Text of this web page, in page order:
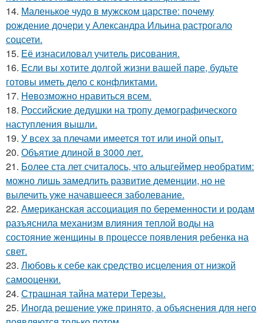
14. Маленькое чудо в мужском царстве: почему
рождение дочери у Александра Ильина растрогало
соцсети.
15. Её изнасиловал учитель рисования.
16. Eсли вы хотите долгой жизни вашей паре, будьте
готовы иметь дело с конфликтами.
17. Heвозможно нравиться всем.
18. Российские дедушки на тропу демографического
наступления вышли.
19. У всех за плечами имеется тот или иной опыт.
20. Объятие длиной в 3000 лет.
21. Более ста лет считалось, что альцгеймер необратим:
можно лишь замедлить развитие деменции, но не
вылечить уже начавшееся заболевание.
22. Американская ассоциация по беременности и родам
разъяснила механизм влияния теплой воды на
состояние женщины в процессе появления ребенка на
свет.
23. Любовь к себе как средство исцеления от низкой
самооценки.
24. Страшная тайна матери Терезы.
25. Иногда решение уже принято, а объяснения для него